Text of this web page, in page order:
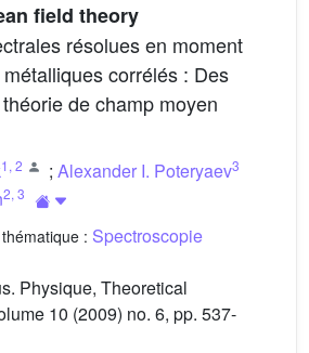
field theory
résolues en moment
corrélés : Des
de champ moyen
1 , 2 ; Alexander I. Poteryaev3
2, 3
: Spectroscopie
Physique, Theoretical
10 (2009) no. 6, pp. 537-